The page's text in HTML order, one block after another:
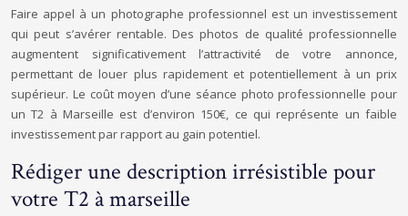
Faire appel à un photographe professionnel est un investissement
qui peut s’avérer rentable. Des photos de qualité professionnelle
augmentent significativement l’attractivité de votre annonce,
permettant de louer plus rapidement et potentiellement à un prix
supérieur. Le coût moyen d’une séance photo professionnelle pour
un T2 à Marseille est d’environ 150€, ce qui représente un faible
investissement par rapport au gain potentiel.
Rédiger une description irrésistible pour
votre T2 à marseille